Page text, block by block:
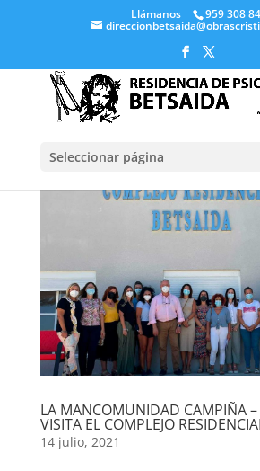
Llámanos 959 308
Seleccionar página
LA MANCOMUNIDAD CAMPIÑA
VISITA EL COMPLEJO
14 julio, 2021